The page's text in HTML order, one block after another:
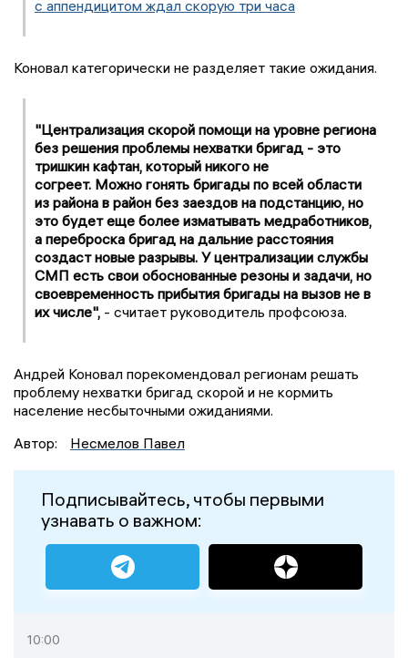
с аппендицитом ждал скорую три часа
Коновал категорически не разделяет такие ожидания.
"Централизация скорой помощи на уровне региона
без решения проблемы нехватки бригад - это
тришкин кафтан, который никого не
согреет. Можно гонять бригады по всей области
из района в район без заездов на подстанцию, но
это будет еще более изматывать медработников,
а переброска бригад на дальние расстояния
создаст новые разрывы. У централизации службы
СМП есть свои обоснованные резоны и задачи, но
своевременность прибытия бригады на вызов не в
их числе", - считает руководитель профсоюза.
Андрей Коновал порекомендовал регионам решать
проблему нехватки бригад скорой и не кормить
население несбыточными ожиданиями.
Автор:
Несмелов Павел
Подписывайтесь, чтобы первыми
узнавать о важном:
10:00